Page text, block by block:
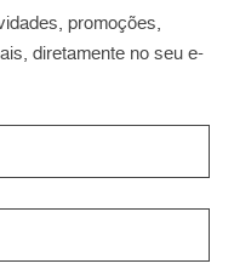
promoções,
diretamente no seu e-